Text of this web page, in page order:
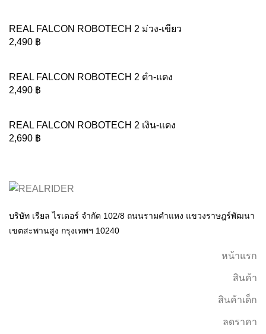
REAL FALCON ROBOTECH 2 ม่วง-เขียว
2,490 ฿
REAL FALCON ROBOTECH 2 ดำ-แดง
2,490 ฿
REAL FALCON ROBOTECH 2 เงิน-แดง
2,690 ฿
บริษัท เรียล ไรเดอร์ จำกัด 102/8 ถนนรามคำแหง แขวงราษฎร์พัฒนา
เขตสะพานสูง กรุงเทพฯ 10240
หน้าแรก
สินค้า
สินค้าเด็ก
ลดราคา